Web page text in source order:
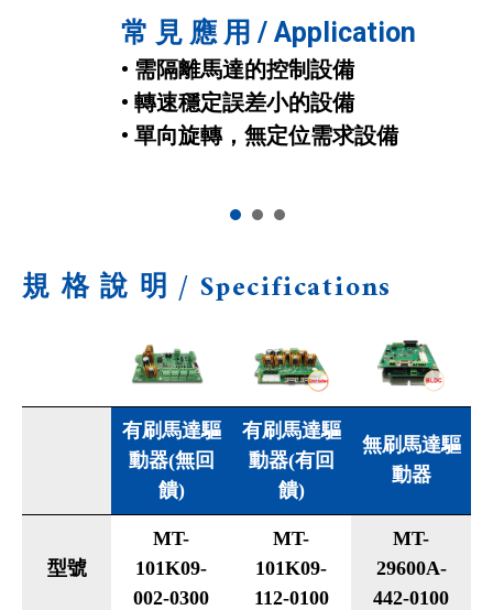
常 見 應 用 / Application
• 需隔離馬達的控制設備
• 轉速穩定誤差小的設備
• 單向旋轉，無定位需求設備
• 有感測無刷馬達
• 無感測無刷馬達
• 擴充PLC直流馬達驅動能力
常 見 應 用 / Application
• 有定位需求設備
• 擴充PLC直流馬達驅動能力
規 格 說 明 / Specifications
有刷馬達驅
動器(無回
饋)
有刷馬達驅
動器(有回
饋)
無刷馬達驅
動器
型號
MT-
101K09-
002-0300
MT-
101K09-
112-0100
MT-
29600A-
442-0100